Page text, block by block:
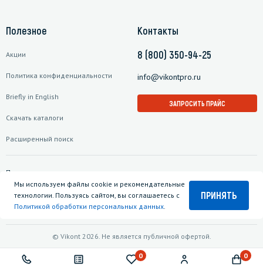
0 0
Полезное
Акции
Политика конфиденциальности
Briefly in English
Скачать каталоги
Расширенный поиск
Контакты
8 (800) 350-94-25
info@vikontpro.ru
ЗАПРОСИТЬ ПРАЙС
© Vikont 2026. Не является публичной офертой.
Подписаться на рассылку
Мы используем файлы cookie и рекомендательные
технологии. Пользуясь сайтом, вы соглашаетесь с
Политикой обработки персональных данных.
ПРИНЯТЬ